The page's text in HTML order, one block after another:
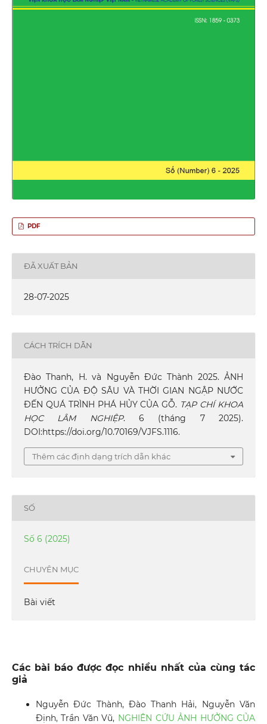
PDF
ĐÃ XUẤT BẢN
28-07-2025
CÁCH TRÍCH DẪN
Đào Thanh, H. và Nguyễn Đức Thành 2025. ẢNH
HƯỞNG CỦA ĐỘ SÂU VÀ THỜI GIAN NGẬP NƯỚC
ĐẾN QUÁ TRÌNH PHÁ HỦY CỦA GỖ. TẠP CHÍ KHOA
HỌC LÂM NGHIỆP. 6 (tháng 7 2025).
DOI:https://doi.org/10.70169/VJFS.1116.
Thêm các định dạng trích dẫn khác
SỐ
Số 6 (2025)
CHUYÊN MỤC
Bài viết
Các bài báo được đọc nhiều nhất của cùng tác
giả
Nguyễn Đức Thành, Đào Thanh Hải, Nguyễn Văn
Định, Trần Văn Vũ, NGHIÊN CỨU ẢNH HƯỞNG CỦA